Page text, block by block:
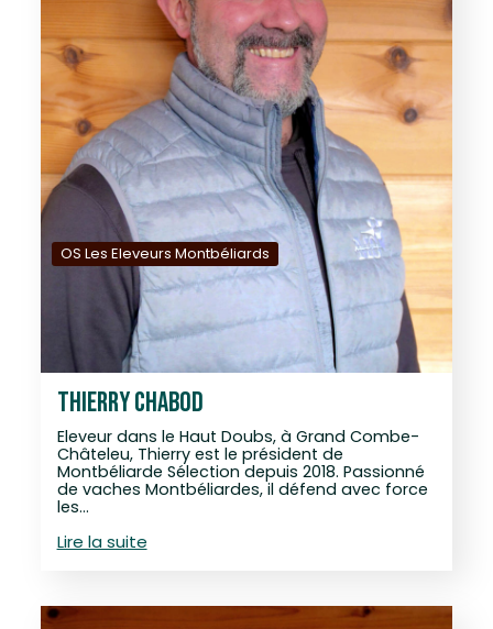
OS Les Eleveurs Montbéliards
THIERRY CHABOD
Eleveur dans le Haut Doubs, à Grand Combe-
Châteleu, Thierry est le président de
Montbéliarde Sélection depuis 2018. Passionné
de vaches Montbéliardes, il défend avec force
les…
Lire la suite